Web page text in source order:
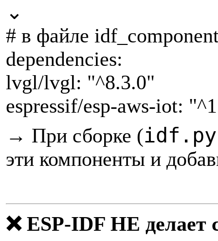
⌄
# в файле
dependencies:
lvgl/lvgl: "^8.3.0"
espressif/esp-aws-iot:
→ При сборке (
эти компоненты и
❌ ESP-IDF НЕ делает